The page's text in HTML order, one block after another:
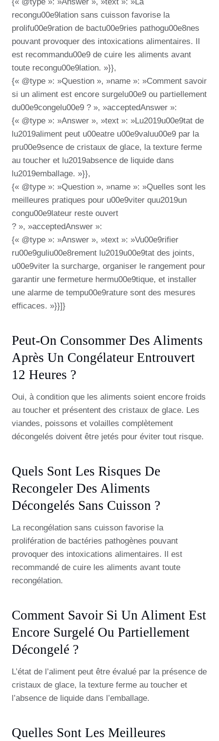
recongu00e9lation sans cuisson favorise la
prolifu00e9ration de bactu00e9ries pathogu00e8nes
pouvant provoquer des intoxications alimentaires. Il
est recommandu00e9 de cuire les aliments avant
toute recongu00e9lation. »}},
{« @type »: »Question », »name »: »Comment savoir
si un aliment est encore surgelu00e9 ou partiellement
du00e9congelu00e9 ? », »acceptedAnswer »:
{« @type »: »Answer », »text »: »Lu2019u00e9tat de
lu2019aliment peut u00eatre u00e9valuu00e9 par la
pru00e9sence de cristaux de glace, la texture ferme
au toucher et lu2019absence de liquide dans
lu2019emballage. »}},
{« @type »: »Question », »name »: »Quelles sont les
meilleures pratiques pour u00e9viter quu2019un
congu00e9lateur reste ouvert
? », »acceptedAnswer »:
{« @type »: »Answer », »text »: »Vu00e9rifier
ru00e9guliu00e8rement lu2019u00e9tat des joints,
u00e9viter la surcharge, organiser le rangement pour
garantir une fermeture hermu00e9tique, et installer
une alarme de tempu00e9rature sont des mesures
efficaces. »}}]}
Peut-On Consommer Des Aliments
Après Un Congélateur Entrouvert
12 Heures ?
Oui, à condition que les aliments soient encore froids
au toucher et présentent des cristaux de glace. Les
viandes, poissons et volailles complètement
décongelés doivent être jetés pour éviter tout risque.
Quels Sont Les Risques De
Recongeler Des Aliments
Décongelés Sans Cuisson ?
La recongélation sans cuisson favorise la
prolifération de bactéries pathogènes pouvant
provoquer des intoxications alimentaires. Il est
recommandé de cuire les aliments avant toute
recongélation.
Comment Savoir Si Un Aliment Est
Encore Surgelé Ou Partiellement
Décongelé ?
L’état de l’aliment peut être évalué par la présence de
cristaux de glace, la texture ferme au toucher et
l’absence de liquide dans l’emballage.
Quelles Sont Les Meilleures